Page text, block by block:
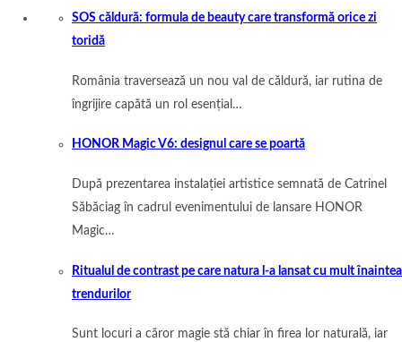
SOS căldură: formula de beauty care transformă orice zi
toridă
România traversează un nou val de căldură, iar rutina de
îngrijire capătă un rol esențial…
HONOR Magic V6: designul care se poartă
După prezentarea instalației artistice semnată de Catrinel
Săbăciag în cadrul evenimentului de lansare HONOR
Magic…
Ritualul de contrast pe care natura l-a lansat cu mult înaintea
trendurilor
Sunt locuri a căror magie stă chiar în firea lor naturală, iar